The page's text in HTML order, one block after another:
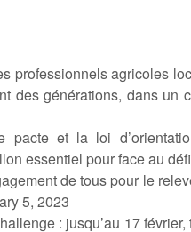
professionnels agricoles
des générations, dans un
et la loi
essentiel pour face au
de tous pour le
5, 2023
: jusqu’au 17